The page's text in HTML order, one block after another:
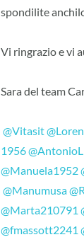
spondilite
Vi ringrazio e vi
Sara del team
@Vitasit
1956
@Manuela1952
@Manumusa
@Marta210791
@fmassott2241